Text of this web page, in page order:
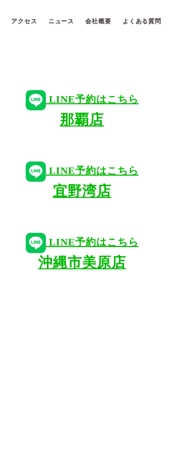
アクセス ニュース 会社概要 よくある質問
LINE予約はこちら
那覇店
LINE予約はこちら
宜野湾店
LINE予約はこちら
沖縄市美原店